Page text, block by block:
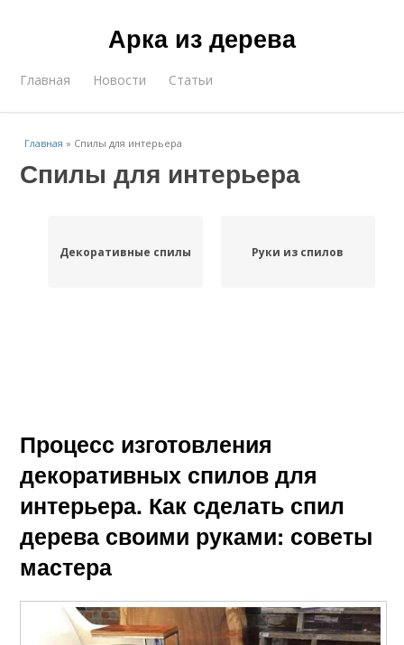
Арка из дерева
Главная Новости Статьи
Главная » Спилы для интерьера
Спилы для интерьера
Декоративные спилы Руки из спилов
Процесс изготовления
декоративных спилов для
интерьера. Как сделать спил
дерева своими руками: советы
мастера